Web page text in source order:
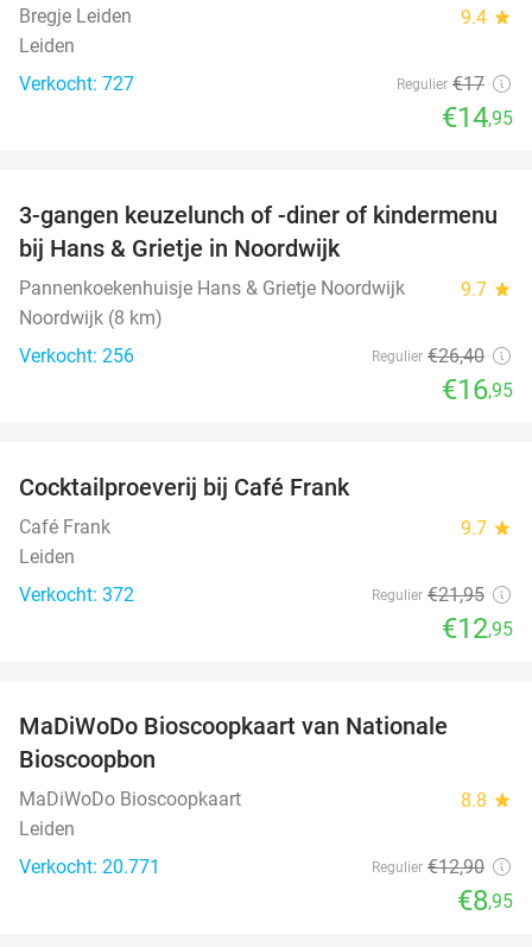
Bregje Leiden 9.4 star
Leiden
Verkocht: 727
Regulier €17
€14,95
36%
3-gangen keuzelunch of -diner of kindermenu
bij Hans & Grietje in Noordwijk
Pannenkoekenhuisje Hans & Grietje Noordwijk 9.7 star
Noordwijk (8 km)
Verkocht: 256
Regulier €26,40
€16,95
Cocktailproeverij bij Café Frank
Café Frank 9.7 star
Leiden
Verkocht: 372
Regulier €21,95
€12,95
MaDiWoDo Bioscoopkaart van Nationale
Bioscoopbon
MaDiWoDo Bioscoopkaart 8.8 star
Leiden
Verkocht: 20.771
Regulier €12,90
€8,95